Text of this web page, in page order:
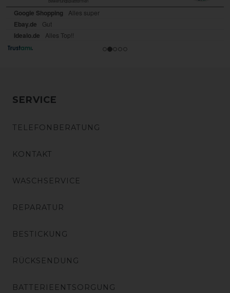
SERVICE
TELEFONBERATUNG
KONTAKT
WASCHSERVICE
REPARATUR
BESTICKUNG
RÜCKSENDUNG
BATTERIEENTSORGUNG